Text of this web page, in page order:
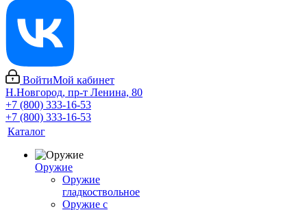
ВойтиМой кабинет
Н.Новгород, пр-т Ленина, 80
+7 (800) 333-16-53
+7 (800) 333-16-53
Каталог
Оружие
Оружие
гладкоствольное
Оружие с